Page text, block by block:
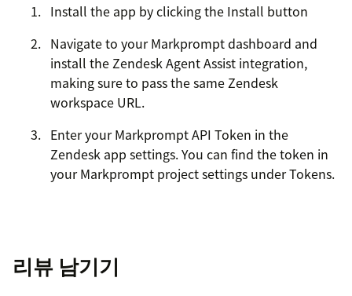
Install the app by clicking the Install button
Navigate to your Markprompt dashboard and
install the Zendesk Agent Assist integration,
making sure to pass the same Zendesk
workspace URL.
Enter your Markprompt API Token in the
Zendesk app settings. You can find the token in
your Markprompt project settings under Tokens.
리뷰 남기기